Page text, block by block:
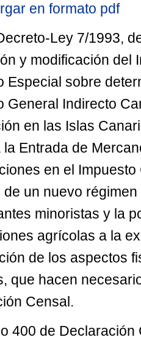
en formato pdf
Ley 7/1993,
y modificación del
Especial sobre
General Indirecto
en las Islas
la Entrada de
en el
de un nuevo
minoristas y la
agrícolas a la
de los aspectos
que hacen
Censal.
400 de